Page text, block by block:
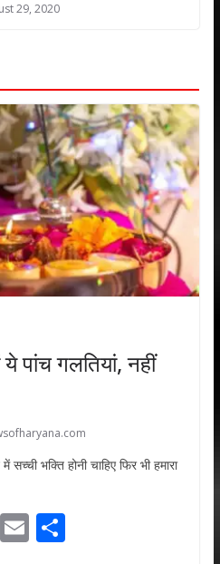
29, 2020
पांच गलतियां, नहीं
भक्ति होनी चाहिए फिर भी हमारा
E S